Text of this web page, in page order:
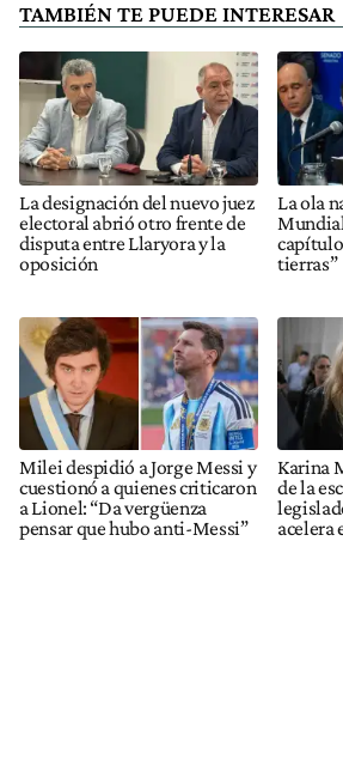
TAMBIÉN TE PUEDE INTERESAR
La designación del nuevo juez
electoral abrió otro frente de
disputa entre Llaryora y la
oposición
La ola
capítulo
tierras”
Milei despidió a Jorge Messi y
cuestionó a quienes criticaron
a Lionel: “Da vergüenza
pensar que hubo anti-Messi”
Karina
de la
acelera